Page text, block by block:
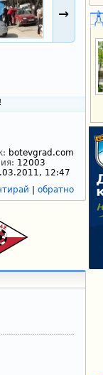
→
botevgrad.com
12003
12:47
обратно